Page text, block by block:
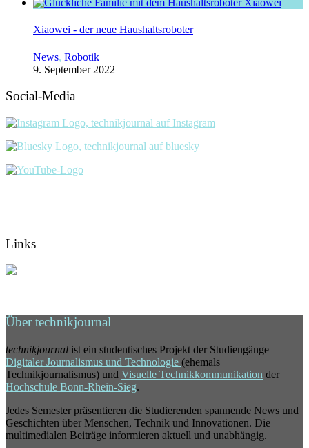
Xiaowei - der neue Haushaltsroboter
News, Robotik
9. September 2022
Social-Media
Links
Über technikjournal
technikjournal ist ein studentisches Projekt der Studiengänge
Digitaler Journalismus und Technologie (ehemals
Technikjournalismus) und Visuelle Technikkommunikation der
Hochschule Bonn-Rhein-Sieg.
Jedes Semester präsentieren die Studierenden spannende News und
Geschichten über Menschen, Technik und Innovationen. Die
multimedialen Beiträge informieren aktuell und unabhängig.